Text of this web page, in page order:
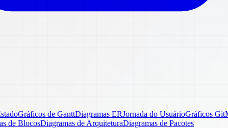
Gráficos de GanttDiagramas ERJornada do UsuárioGráficos Git
de BlocosDiagramas de ArquiteturaDiagramas de Pacotes